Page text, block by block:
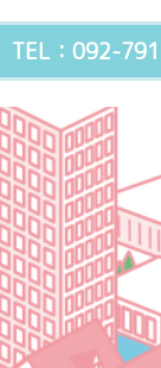
TEL：092-